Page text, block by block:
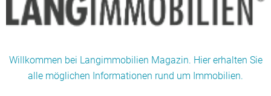
Willkommen bei Langimmobilien Magazin. Hier erhalten Sie
alle möglichen Informationen rund um Immobilien.